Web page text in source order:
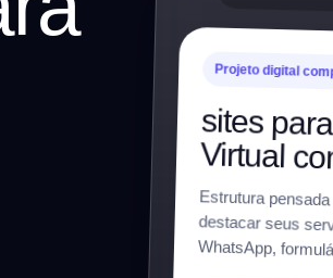
Projeto digital
sites
Virtual
Estrutura
destacar seus
WhatsApp,